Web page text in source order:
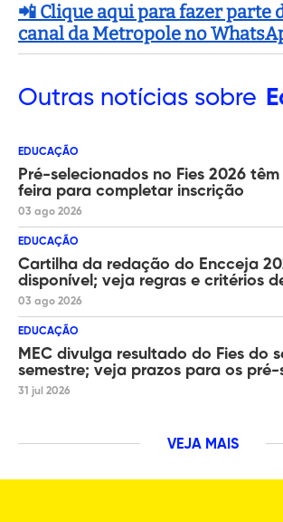
📲 Clique aqui para fazer parte
canal da Metropole no
Outras notícias sobre
EDUCAÇÃO
Pré-selecionados no Fies 2026
feira para completar inscrição
03 ago 2026
EDUCAÇÃO
Cartilha da redação do Encceja
disponível; veja regras e critérios
03 ago 2026
EDUCAÇÃO
MEC divulga resultado do Fies do
semestre; veja prazos para os
31 jul 2026
VEJA MAIS